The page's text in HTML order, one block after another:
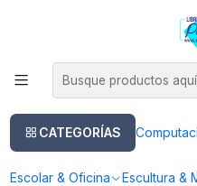
CATEGORÍAS
Escolar & Oficina Escultura &
Este es el texto
Canson XL Mix Media